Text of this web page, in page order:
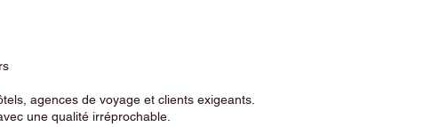
agences de voyage et clients exigeants.
une qualité irréprochable.